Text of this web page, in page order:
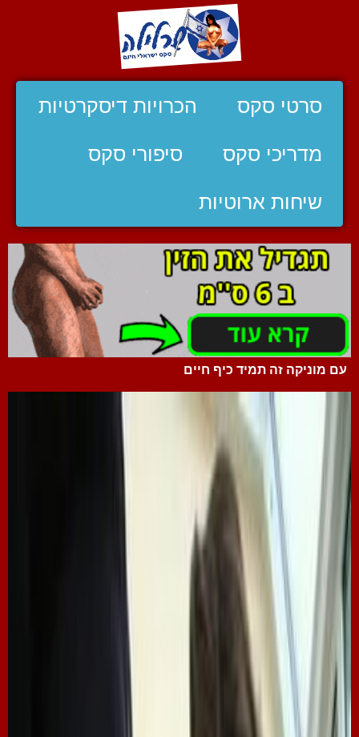
סרטי סקס הכרויות דיסקרטיות
מדריכי סקס סיפורי סקס
שיחות ארוטיות
עם מוניקה זה תמיד כיף חיים